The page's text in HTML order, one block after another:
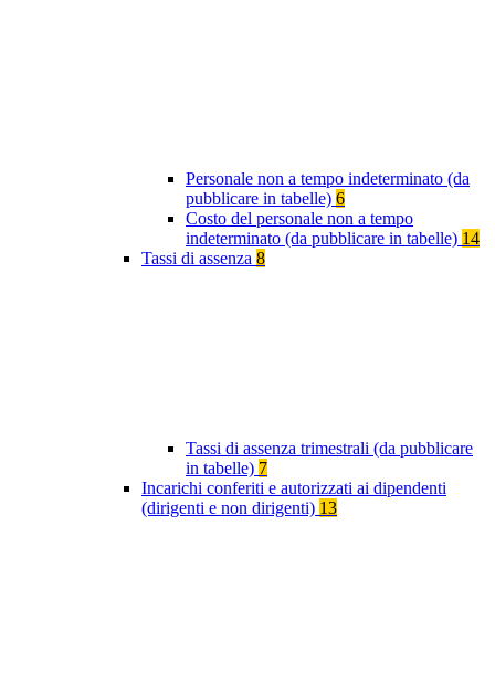
Personale non a tempo indeterminato (da
pubblicare in tabelle) 6
Costo del personale non a tempo
indeterminato (da pubblicare in tabelle) 14
Tassi di assenza 8
Tassi di assenza trimestrali (da pubblicare
in tabelle) 7
Incarichi conferiti e autorizzati ai dipendenti
(dirigenti e non dirigenti) 13